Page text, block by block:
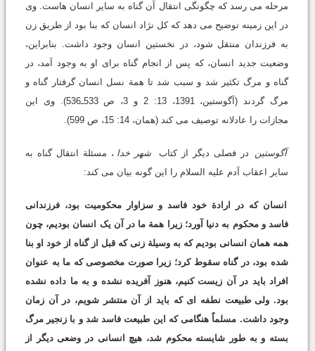
مرحله می رسد که چگونگی انتقال آن گناه به سایر انسان هاست. وی
در این زمینه توضیح می دهد که کل نژاد انسان که بنا بود از طریق زن
به فرزندان منتقل شود، در نخستین انسان وجود داشت. بنابراین،
وضعیت جدید انسان، که پس از انجام گناه برای او به وجود آمد، در
گناه و مرگ تکثیر شد و سبب شد تا همة نسل انسان گرفتار گناه و
مرگ گردند (آگوستین، 1391، 13: 2 و 3، ص 533ـ536). وی این
مجازات را عادلانه توصیف می کند (همان، 14: 15، ص 599).
آگوستین در فصلی دیگر از کتاب شهر خدا ، مسئلة انتقال گناه به
سایر اعقاب آدم علیه السلام را این گونه بیان می کند:
انسان که در ارادة خود فاسد و سزاوار محکومیت بود، فرزندانی
فاسد و محکوم به دنیا آورد؛ زیرا همة ما در آن یک انسان بودیم، چون
همه همان انسانی بودیم که به وسیلة زنی که قبل از گناه از خود او بنا
شده بود، در گناه سقوط کرد؛ زیرا صورت مخصوصی که ما به عنوان
افراد باید در آن زیست کنیم، هنوز آفریده نشده و به ما داده نشده
بود. ولی طبیعت نطفه ای که باید از آن منتشر شویم، در آن زمان
وجود داشت. مسلماً هنگامی که این طبیعت فاسد شد و با زنجیر مرگ
بسته و به طور شایسته محکوم شد، هیچ انسانی در وضعی دیگر از